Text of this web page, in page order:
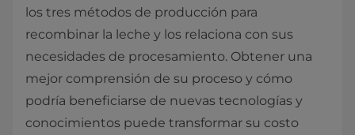
los tres métodos de producción para
recombinar la leche y los relaciona con sus
necesidades de procesamiento. Obtener una
mejor comprensión de su proceso y cómo
podría beneficiarse de nuevas tecnologías y
conocimientos puede transformar su costo